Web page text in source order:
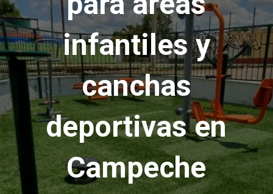
infantiles y
canchas
deportivas en
Campeche